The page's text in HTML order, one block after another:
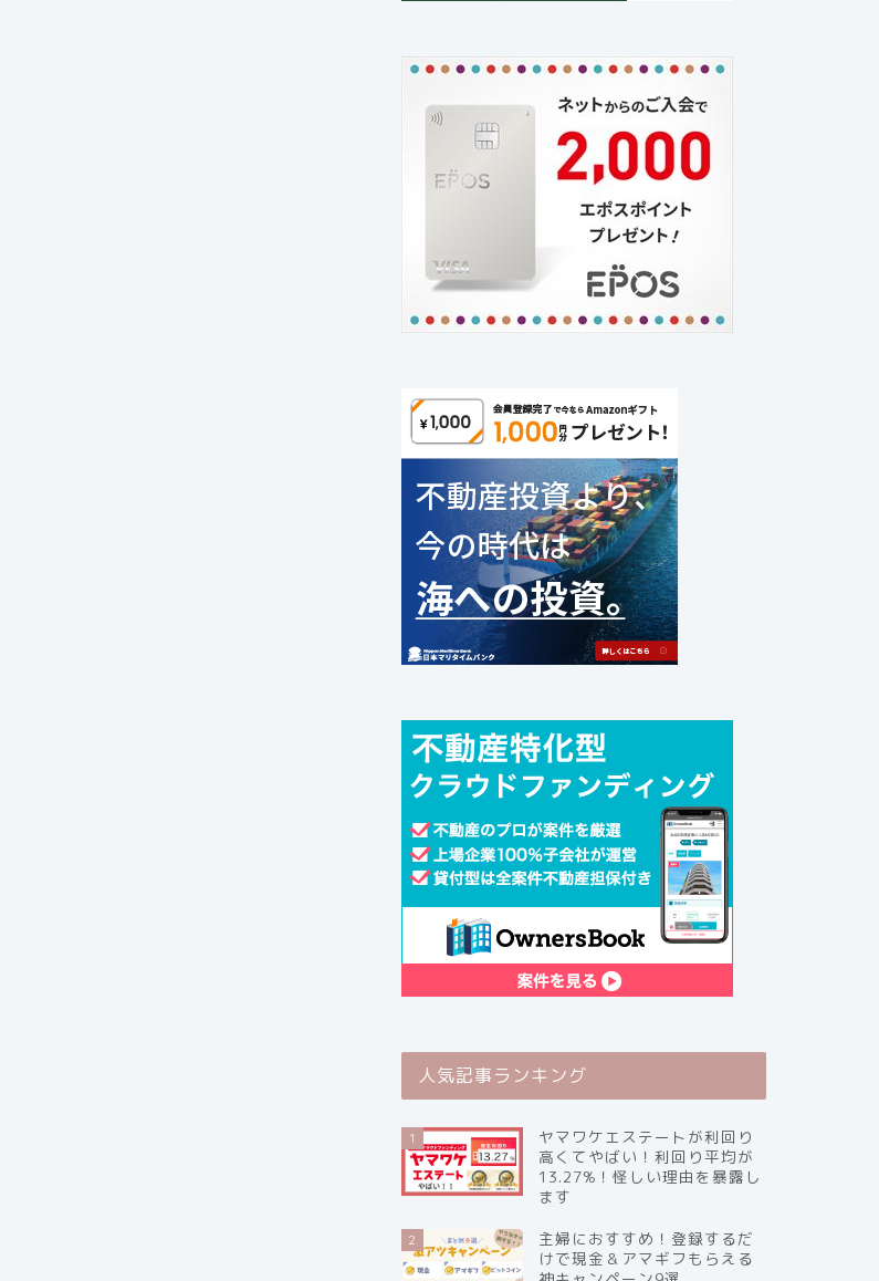
人気記事ランキング
1
ヤマワケエステートが利回り
高くてやばい！利回り平均が
13.27%！怪しい理由を暴露し
ます
2
主婦におすすめ！登録するだ
けで現金＆アマギフもらえる